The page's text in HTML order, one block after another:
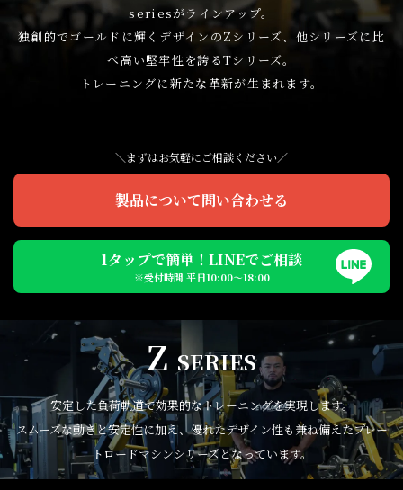
seriesがラインアップ。
独創的でゴールドに輝くデザインのZシリーズ、他シリーズに比
べ高い堅牢性を誇るTシリーズ。
トレーニングに新たな革新が生まれます。
＼まずはお気軽にご相談ください／
製品について問い合わせる
1タップで簡単！LINEでご相談
※受付時間 平日10:00〜18:00
Z SERIES
安定した負荷軌道で効果的なトレーニングを実現します。
スムーズな動きと安定性に加え、優れたデザイン性も兼ね備えたプレー
トロードマシンシリーズとなっています。